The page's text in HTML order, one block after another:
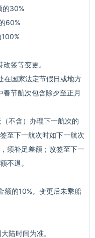
的30%
60%
签等变更。
在国家法定节假日或地方
节航次包含除夕至正月
不含）办理下一航次的
至下一航次时如下一航次
须补足差额；改签至下一
不退。
额的10%。变更后未乘船
陆时间为准。